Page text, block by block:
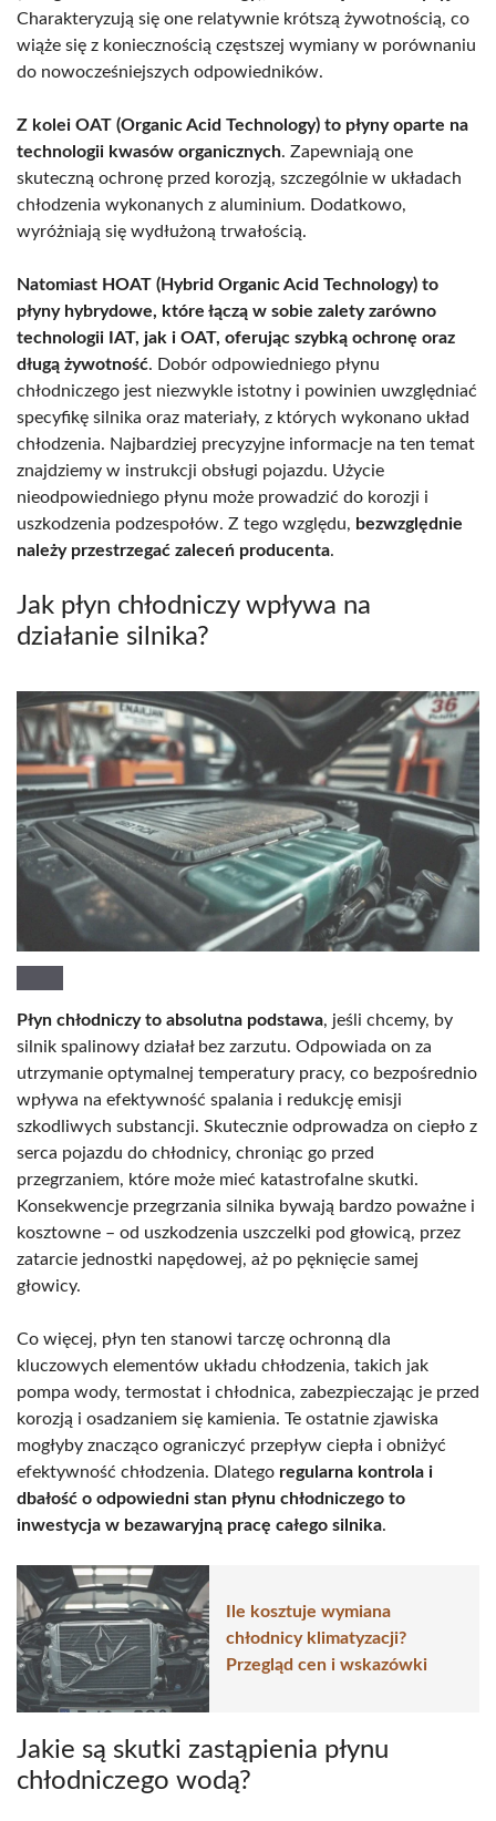
Charakteryzują się one relatywnie krótszą żywotnością, co
wiąże się z koniecznością częstszej wymiany w porównaniu
do nowocześniejszych odpowiedników.
Z kolei OAT (Organic Acid Technology) to płyny oparte na
technologii kwasów organicznych. Zapewniają one
skuteczną ochronę przed korozją, szczególnie w układach
chłodzenia wykonanych z aluminium. Dodatkowo,
wyróżniają się wydłużoną trwałością.
Natomiast HOAT (Hybrid Organic Acid Technology) to
płyny hybrydowe, które łączą w sobie zalety zarówno
technologii IAT, jak i OAT, oferując szybką ochronę oraz
długą żywotność. Dobór odpowiedniego płynu
chłodniczego jest niezwykle istotny i powinien uwzględniać
specyfikę silnika oraz materiały, z których wykonano układ
chłodzenia. Najbardziej precyzyjne informacje na ten temat
znajdziemy w instrukcji obsługi pojazdu. Użycie
nieodpowiedniego płynu może prowadzić do korozji i
uszkodzenia podzespołów. Z tego względu, bezwzględnie
należy przestrzegać zaleceń producenta.
Jak płyn chłodniczy wpływa na
działanie silnika?
Płyn chłodniczy to absolutna podstawa, jeśli chcemy, by
silnik spalinowy działał bez zarzutu. Odpowiada on za
utrzymanie optymalnej temperatury pracy, co bezpośrednio
wpływa na efektywność spalania i redukcję emisji
szkodliwych substancji. Skutecznie odprowadza on ciepło z
serca pojazdu do chłodnicy, chroniąc go przed
przegrzaniem, które może mieć katastrofalne skutki.
Konsekwencje przegrzania silnika bywają bardzo poważne i
kosztowne – od uszkodzenia uszczelki pod głowicą, przez
zatarcie jednostki napędowej, aż po pęknięcie samej
głowicy.
Co więcej, płyn ten stanowi tarczę ochronną dla
kluczowych elementów układu chłodzenia, takich jak
pompa wody, termostat i chłodnica, zabezpieczając je przed
korozją i osadzaniem się kamienia. Te ostatnie zjawiska
mogłyby znacząco ograniczyć przepływ ciepła i obniżyć
efektywność chłodzenia. Dlatego regularna kontrola i
dbałość o odpowiedni stan płynu chłodniczego to
inwestycja w bezawaryjną pracę całego silnika.
Ile kosztuje wymiana
chłodnicy klimatyzacji?
Przegląd cen i wskazówki
Jakie są skutki zastąpienia płynu
chłodniczego wodą?